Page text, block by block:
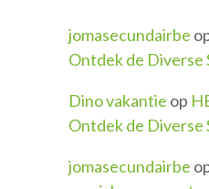
jomasecundairbe
Ontdek de Diverse
Dino vakantie op
Ontdek de Diverse
jomasecundairbe